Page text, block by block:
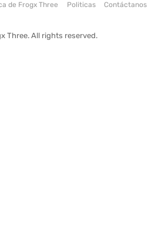
de Frogx Three Politicas Contáctanos
Three. All rights reserved.